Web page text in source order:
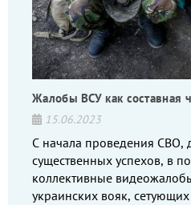
Жалобы ВСУ как составная
15.06.2023
С начала проведения СВО,
существенных успехов, в
коллективные
украинских вояк,